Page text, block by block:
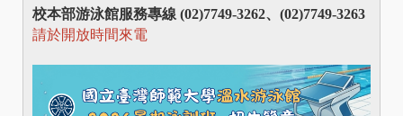
校本部游泳館服務專線 (02)7749-3262、(02)7749-3263
請於開放時間來電